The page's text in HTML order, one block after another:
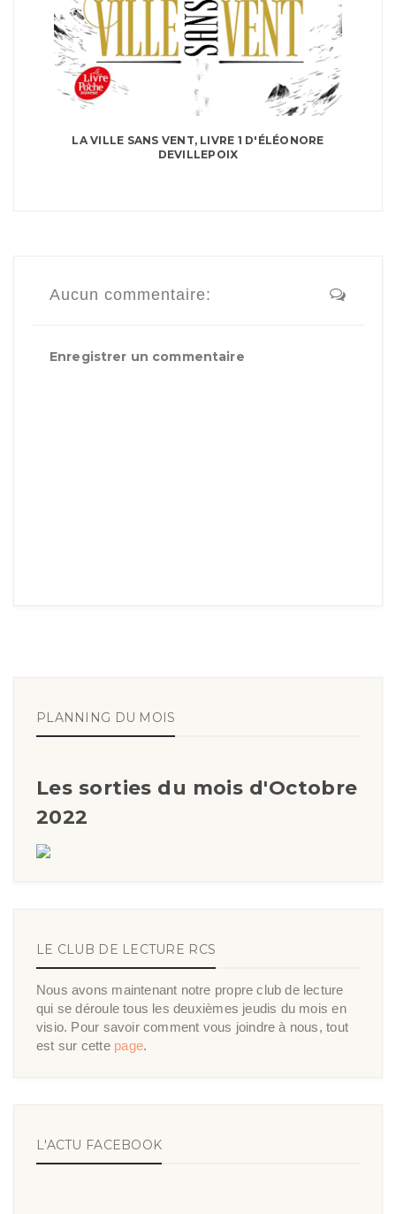
LA VILLE SANS VENT, LIVRE 1 D'ÉLÉONORE
DEVILLEPOIX
Aucun commentaire:
Enregistrer un commentaire
PLANNING DU MOIS
Les sorties du mois d'Octobre
2022
LE CLUB DE LECTURE RCS
Nous avons maintenant notre propre club de lecture
qui se déroule tous les deuxièmes jeudis du mois en
visio. Pour savoir comment vous joindre à nous, tout
est sur cette page.
L'ACTU FACEBOOK